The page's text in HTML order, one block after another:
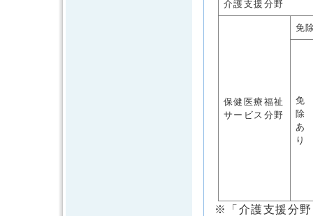
介護支援分野
保健医療福祉
サービス分野
免
免
除
あ
り
※「介護支援分